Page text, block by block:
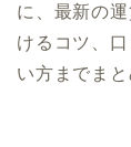
に、最新の
けるコツ、
い方までまと